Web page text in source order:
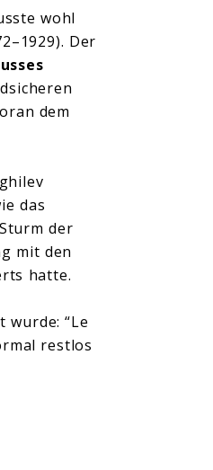
wohl
Der
dem
das
der
mit den
hatte.
“Le
restlos